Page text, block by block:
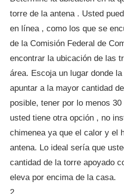
torre de la antena . Usted
en línea , como los que se
de la Comisión Federal de
encontrar la ubicación de las
área. Escoja un lugar donde
apuntar a la mayor cantidad
posible, tener por lo menos
usted tiene otra opción , no
chimenea ya que el calor y el
antena. Lo ideal sería que
cantidad de la torre apoyado
eleva por encima de la casa.